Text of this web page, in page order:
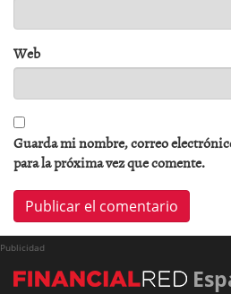
Web
Guarda mi nombre, correo
para la próxima vez que comente.
Publicidad